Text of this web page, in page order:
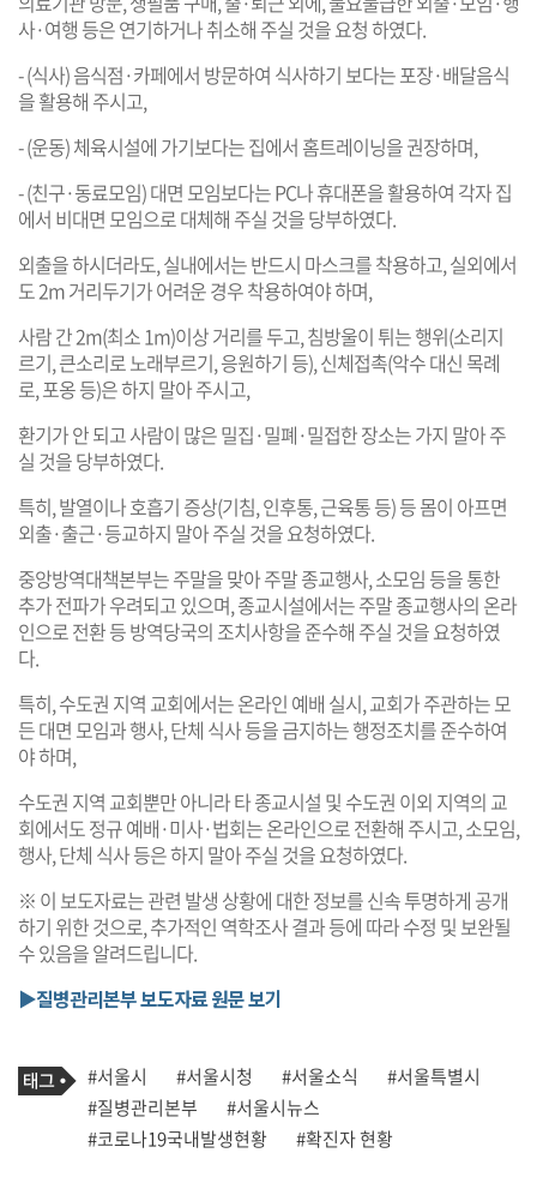
사·여행 등은 연기하거나 취소해 주실 것을 요청 하였다.
- (식사) 음식점·카페에서 방문하여 식사하기 보다는 포장·배달음식
을 활용해 주시고,
- (운동) 체육시설에 가기보다는 집에서 홈트레이닝을 권장하며,
- (친구·동료모임) 대면 모임보다는 PC나 휴대폰을 활용하여 각자 집
에서 비대면 모임으로 대체해 주실 것을 당부하였다.
외출을 하시더라도, 실내에서는 반드시 마스크를 착용하고, 실외에서
도 2m 거리두기가 어려운 경우 착용하여야 하며,
사람 간 2m(최소 1m)이상 거리를 두고, 침방울이 튀는 행위(소리지
르기, 큰소리로 노래부르기, 응원하기 등), 신체접촉(악수 대신 목례
로, 포옹 등)은 하지 말아 주시고,
환기가 안 되고 사람이 많은 밀집·밀폐·밀접한 장소는 가지 말아 주
실 것을 당부하였다.
특히, 발열이나 호흡기 증상(기침, 인후통, 근육통 등) 등 몸이 아프면
외출·출근·등교하지 말아 주실 것을 요청하였다.
중앙방역대책본부는 주말을 맞아 주말 종교행사, 소모임 등을 통한
추가 전파가 우려되고 있으며, 종교시설에서는 주말 종교행사의 온라
인으로 전환 등 방역당국의 조치사항을 준수해 주실 것을 요청하였
다.
특히, 수도권 지역 교회에서는 온라인 예배 실시, 교회가 주관하는 모
든 대면 모임과 행사, 단체 식사 등을 금지하는 행정조치를 준수하여
야 하며,
수도권 지역 교회뿐만 아니라 타 종교시설 및 수도권 이외 지역의 교
회에서도 정규 예배·미사·법회는 온라인으로 전환해 주시고, 소모임,
행사, 단체 식사 등은 하지 말아 주실 것을 요청하였다.
※ 이 보도자료는 관련 발생 상황에 대한 정보를 신속 투명하게 공개
하기 위한 것으로, 추가적인 역학조사 결과 등에 따라 수정 및 보완될
수 있음을 알려드립니다.
▶질병관리본부 보도자료 원문 보기
기
사
관
련
태
태
그
#서울시 #서울시청 #서울소식
#서울특별시
#질병관리본부
#서울시뉴스
#코로나19국내발생현황
#확진자 현황